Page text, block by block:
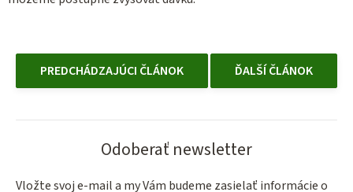
PREDCHÁDZAJÚCI ČLÁNOK ĎALŠÍ ČLÁNOK
Odoberať newsletter
Vložte svoj e-mail a my Vám budeme zasielať informácie o